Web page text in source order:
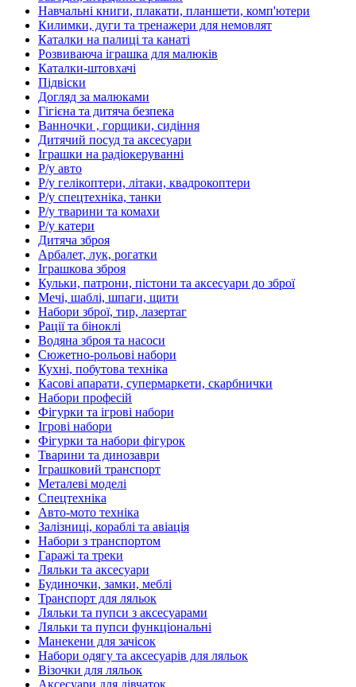
Навчальні книги, плакати, планшети, комп'ютери
Килимки, дуги та тренажери для немовлят
Каталки на палиці та канаті
Розвиваюча іграшка для малюків
Каталки-штовхачі
Підвіски
Догляд за малюками
Гігієна та дитяча безпека
Ванночки , горщики, сидіння
Дитячий посуд та аксесуари
Іграшки на радіокеруванні
Р/у авто
Р/у гелікоптери, літаки, квадрокоптери
Р/у спецтехніка, танки
Р/у тварини та комахи
Р/у катери
Дитяча зброя
Арбалет, лук, рогатки
Іграшкова зброя
Кульки, патрони, пістони та аксесуари до зброї
Мечі, шаблі, шпаги, щити
Набори зброї, тир, лазертаг
Рації та біноклі
Водяна зброя та насоси
Сюжетно-рольові набори
Кухні, побутова техніка
Касові апарати, супермаркети, скарбнички
Набори професій
Фігурки та ігрові набори
Ігрові набори
Фігурки та набори фігурок
Тварини та динозаври
Іграшковий транспорт
Металеві моделі
Спецтехніка
Авто-мото техніка
Залізниці, кораблі та авіація
Набори з транспортом
Гаражі та треки
Ляльки та аксесуари
Будиночки, замки, меблі
Транспорт для ляльок
Ляльки та пупси з аксесуарами
Ляльки та пупси функціональні
Манекени для зачісок
Набори одягу та аксесуарів для ляльок
Візочки для ляльок
Аксесуари для дівчаток